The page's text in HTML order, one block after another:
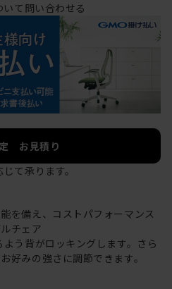
いて問い合わせる
お見積り
て承ります。
を備え、コストパフォーマンス
チェア
う背がロッキングします。さら
好みの強さに調節できます。